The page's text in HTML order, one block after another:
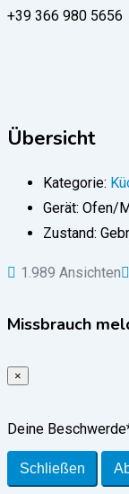
+39 366 980 5656
Übersicht
Kategorie:
Gerät: Ofen/
Zustand:
1.989 Ansichten
Missbrauch
×
Deine Beschwerde
Schließen